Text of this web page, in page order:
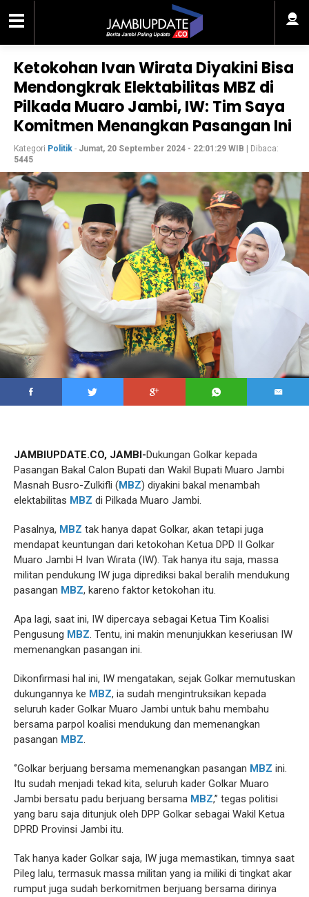
Ketokohan Ivan Wirata Diyakini Bisa
Mendongkrak Elektabilitas MBZ di
Pilkada Muaro Jambi, IW: Tim Saya
Komitmen Menangkan Pasangan Ini
Kategori Politik - Jumat, 20 September 2024 - 22:01:29 WIB | Dibaca:
5445
JAMBIUPDATE.CO, JAMBI-Dukungan Golkar kepada
Pasangan Bakal Calon Bupati dan Wakil Bupati Muaro Jambi
Masnah Busro-Zulkifli (MBZ) diyakini bakal menambah
elektabilitas MBZ di Pilkada Muaro Jambi.
Pasalnya, MBZ tak hanya dapat Golkar, akan tetapi juga
mendapat keuntungan dari ketokohan Ketua DPD II Golkar
Muaro Jambi H Ivan Wirata (IW). Tak hanya itu saja, massa
militan pendukung IW juga diprediksi bakal beralih mendukung
pasangan MBZ, kareno faktor ketokohan itu.
Apa lagi, saat ini, IW dipercaya sebagai Ketua Tim Koalisi
Pengusung MBZ. Tentu, ini makin menunjukkan keseriusan IW
memenangkan pasangan ini.
Dikonfirmasi hal ini, IW mengatakan, sejak Golkar memutuskan
dukungannya ke MBZ, ia sudah mengintruksikan kepada
seluruh kader Golkar Muaro Jambi untuk bahu membahu
bersama parpol koalisi mendukung dan memenangkan
pasangan MBZ.
‘’Golkar berjuang bersama memenangkan pasangan MBZ ini.
Itu sudah menjadi tekad kita, seluruh kader Golkar Muaro
Jambi bersatu padu berjuang bersama MBZ,’’ tegas politisi
yang baru saja ditunjuk oleh DPP Golkar sebagai Wakil Ketua
DPRD Provinsi Jambi itu.
Tak hanya kader Golkar saja, IW juga memastikan, timnya saat
Pileg lalu, termasuk massa militan yang ia miliki di tingkat akar
rumput juga sudah berkomitmen berjuang bersama dirinya